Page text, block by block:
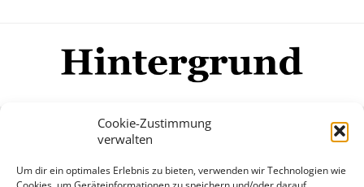
Cookie-Zustimmung
verwalten
Um dir ein optimales Erlebnis zu bieten, verwenden wir Technologien wie
Mehr